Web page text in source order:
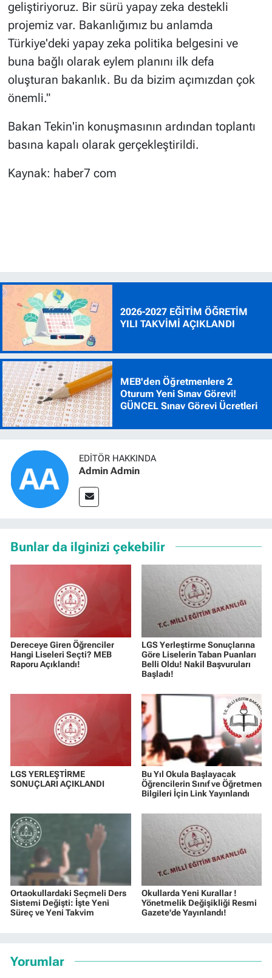
geliştiriyoruz. Bir sürü yapay zeka destekli
projemiz var. Bakanlığımız bu anlamda
Türkiye'deki yapay zeka politika belgesini ve
buna bağlı olarak eylem planını ilk defa
oluşturan bakanlık. Bu da bizim açımızdan çok
önemli."
Bakan Tekin'in konuşmasının ardından toplantı
basına kapalı olarak gerçekleştirildi.
Kaynak: haber7 com
2026-2027 EĞİTİM ÖĞRETİM
YILI TAKVİMİ AÇIKLANDI
MEB'den Öğretmenlere 2
Oturum Yeni Sınav Görevi!
GÜNCEL Sınav Görevi Ücretleri
EDITÖR HAKKINDA
Admin Admin
Bunlar da ilginizi çekebilir
Dereceye Giren Öğrenciler
Hangi Liseleri Seçti? MEB
Raporu Açıklandı!
LGS Yerleştirme Sonuçlarına
Göre Liselerin Taban Puanları
Belli Oldu! Nakil Başvuruları
Başladı!
LGS YERLEŞTİRME
SONUÇLARI AÇIKLANDI
Bu Yıl Okula Başlayacak
Öğrencilerin Sınıf ve Öğretmen
Bilgileri İçin Link Yayınlandı
Ortaokullardaki Seçmeli Ders
Sistemi Değişti: İşte Yeni
Süreç ve Yeni Takvim
Okullarda Yeni Kurallar !
Yönetmelik Değişikliği Resmi
Gazete'de Yayınlandı!
Yorumlar